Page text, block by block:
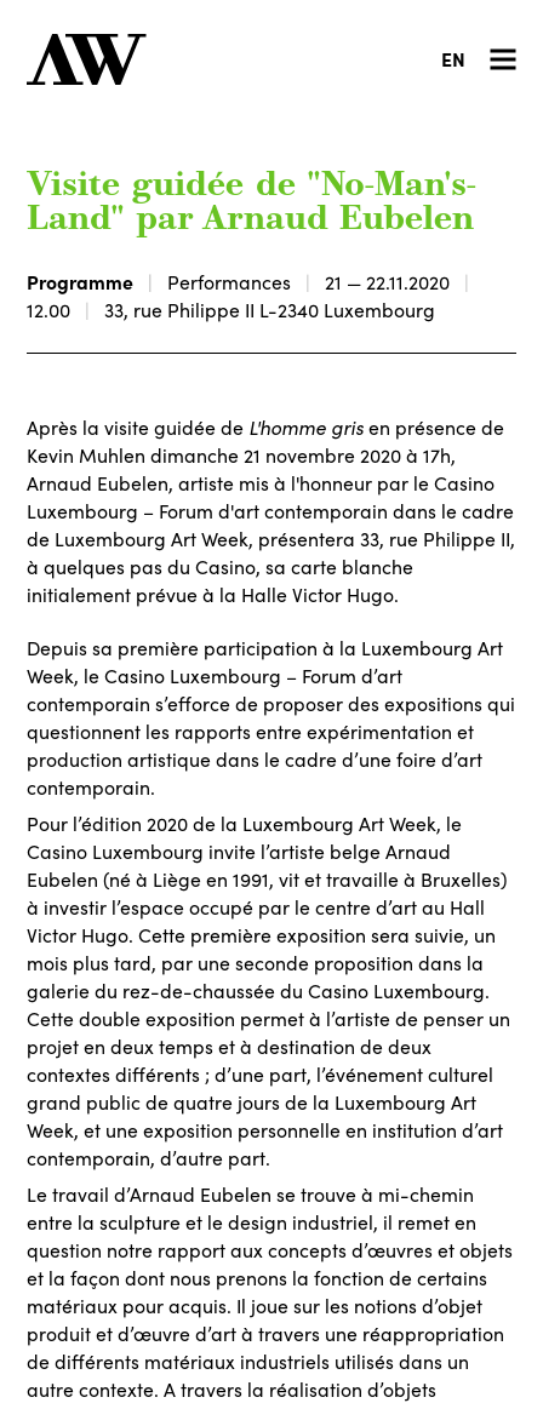
EN
Visite guidée de "No-Man's-
Land" par Arnaud Eubelen
Programme Performances
21 — 22.11.2020
12.00
33, rue Philippe II L-2340 Luxembourg
Après la visite guidée de L'homme grisen présence de
Kevin Muhlen dimanche 21 novembre 2020 à 17h,
Arnaud Eubelen, artiste mis à l'honneur par le Casino
Luxembourg – Forum d'art contemporain dans le cadre
de Luxembourg Art Week, présentera 33, rue Philippe II,
à quelques pas du Casino, sa carte blanche
initialement prévue à la Halle Victor Hugo.
Depuis sa première participation à la Luxembourg Art
Week, le Casino Luxembourg – Forum d’art
contemporain s’efforce de proposer des expositions qui
questionnent les rapports entre expérimentation et
production artistique dans le cadre d’une foire d’art
contemporain.
Pour l’édition 2020 de la Luxembourg Art Week, le
Casino Luxembourg invite l’artiste belge Arnaud
Eubelen (né à Liège en 1991, vit et travaille à Bruxelles)
à investir l’espace occupé par le centre d’art au Hall
Victor Hugo. Cette première exposition sera suivie, un
mois plus tard, par une seconde proposition dans la
galerie du rez-de-chaussée du Casino Luxembourg.
Cette double exposition permet à l’artiste de penser un
projet en deux temps et à destination de deux
contextes différents ; d’une part, l’événement culturel
grand public de quatre jours de la Luxembourg Art
Week, et une exposition personnelle en institution d’art
contemporain, d’autre part.
Le travail d’Arnaud Eubelen se trouve à mi-chemin
entre la sculpture et le design industriel, il remet en
question notre rapport aux concepts d’œuvres et objets
et la façon dont nous prenons la fonction de certains
matériaux pour acquis. Il joue sur les notions d’objet
produit et d’œuvre d’art à travers une réappropriation
de différents matériaux industriels utilisés dans un
autre contexte. A travers la réalisation d’objets